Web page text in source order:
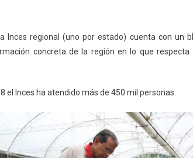
Inces regional (uno por estado) cuenta con un
concreta de la región en lo que
el Inces ha atendido más de 450 mil personas.